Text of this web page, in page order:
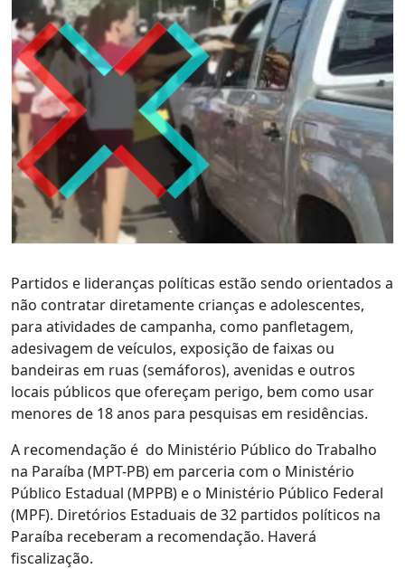
Partidos e lideranças políticas estão sendo orientados a
não contratar diretamente crianças e adolescentes,
para atividades de campanha, como panfletagem,
adesivagem de veículos, exposição de faixas ou
bandeiras em ruas (semáforos), avenidas e outros
locais públicos que ofereçam perigo, bem como usar
menores de 18 anos para pesquisas em residências.
A recomendação é do Ministério Público do Trabalho
na Paraíba (MPT-PB) em parceria com o Ministério
Público Estadual (MPPB) e o Ministério Público Federal
(MPF). Diretórios Estaduais de 32 partidos políticos na
Paraíba receberam a recomendação. Haverá
fiscalização.